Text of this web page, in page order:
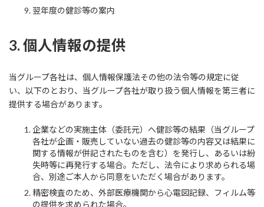
翌年度の健診等の案内
3. 個人情報の提供
当グループ各社は、個人情報保護法その他の法令等の規定に従
い、以下のとおり、当グループ各社が取り扱う個人情報を第三者に
提供する場合があります。
企業などの実施主体（委託元）へ健診等の結果（当グループ
各社が企画・販売していない過去の健診等の内容又は結果に
関する情報が併記されたものを含む）を発行し、あるいは紛
失時等に再発行する場合。ただし、法令により求められる場
合、別途ご本人から同意をいただく場合があります。
精密検査のため、外部医療機関から心電図記録、フィルム等
の提供を求められた場合。